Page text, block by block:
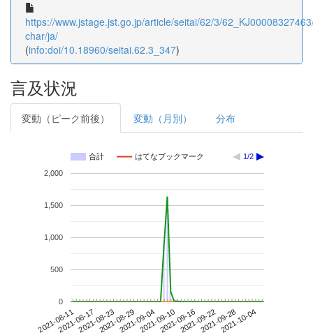
https://www.jstage.jst.go.jp/article/seitai/62/3/
char/ja/
(info:doi/10.18960/seitai.62.3_347)
言及状況
変動（ピーク前後） 変動（月別） 分布
合計 はてなブックマーク 1/2
2021-08-112021-08-172021-08-232021-08-292021-09-042021-09-102021-09-162021-09-222021-09-282021-10-04
0
500
1,000
1,500
2,000